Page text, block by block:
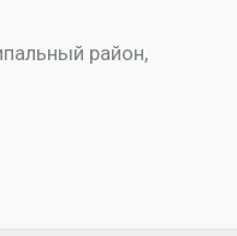
район,